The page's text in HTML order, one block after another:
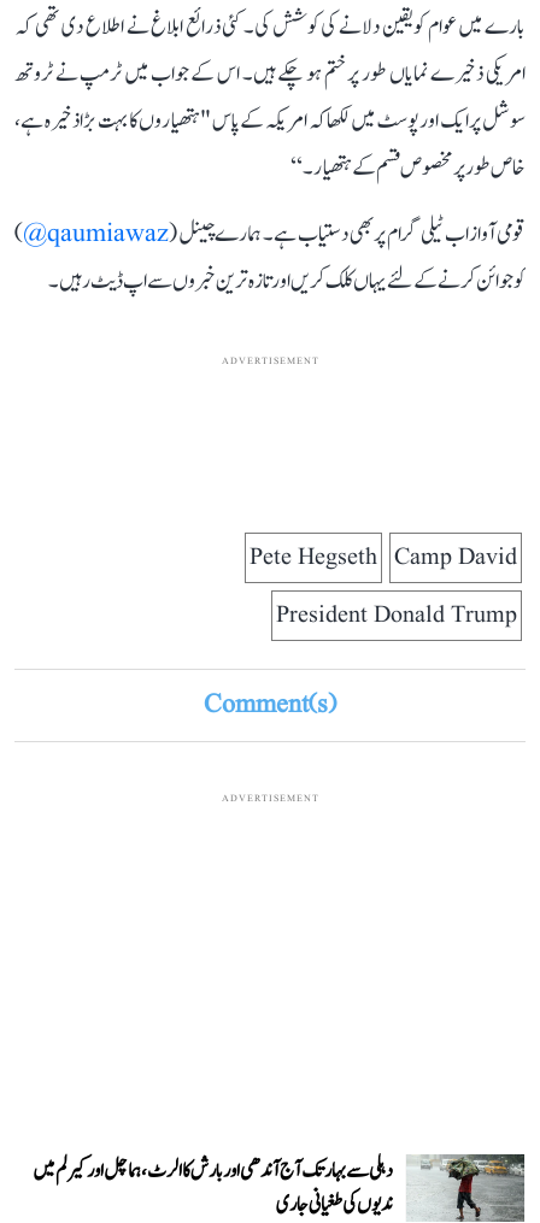
بارے میں عوام کو یقین دلانے کی کوشش کی۔ کئی ذرائع ابلاغ نے اطلاع دی تھی کہ
امریکی ذخیرے نمایاں طور پر ختم ہو چکے ہیں۔ اس کے جواب میں ٹرمپ نے ٹروتھ
سوشل پر ایک اور پوسٹ میں لکھا کہ امریکہ کے پاس "ہتھیاروں کا بہت بڑا ذخیرہ ہے،
خاص طور پر مخصوص قسم کے ہتھیار۔‘‘
قومی آواز اب ٹیلی گرام پر بھی دستیاب ہے۔ ہمارے چینل (qaumiawaz@
)
کو جوائن کرنے کے لئے یہاں کلک کریں اور تازہ ترین خبروں سے اپ ڈیٹ رہیں۔
ADVERTISEMENT
Camp David
Pete Hegseth
President Donald Trump
Comment(s)
ADVERTISEMENT
دہلی سے بہار تک آج آندھی اور بارش کا الرٹ، ہماچل اور کیرلم میں
ندیوں کی طغیانی جاری